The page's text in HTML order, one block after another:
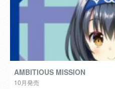
AMBITIOUS MISSION
10月発売